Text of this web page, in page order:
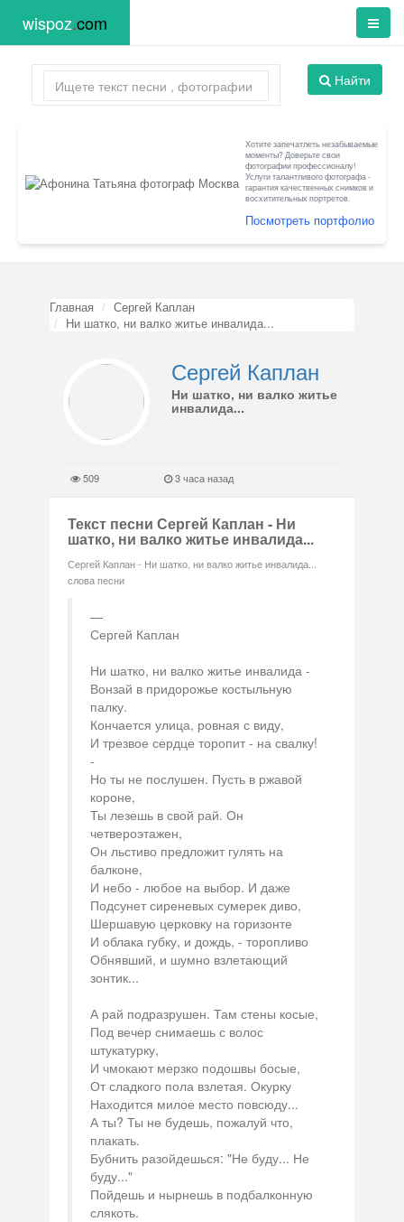
wispoz.com
Найти
Хотите запечатлеть незабываемые
моменты? Доверьте свои
фотографии профессионалу!
Услуги талантливого фотографа -
гарантия качественных снимков и
восхитительных портретов.
Посмотреть портфолио
Главная
Сергей Каплан
Ни шатко, ни валко житье инвалида...
Сергей Каплан
Ни шатко, ни валко житье
инвалида...
509 3 часа назад
Текст песни Сергей Каплан - Ни
шатко, ни валко житье инвалида...
Сергей Каплан - Ни шатко, ни валко житье инвалида...
слова песни
Сергей Каплан
Ни шатко, ни валко житье инвалида -
Вонзай в придорожье костыльную
палку.
Кончается улица, ровная с виду,
И трезвое сердце торопит - на свалку!
-
Но ты не послушен. Пусть в ржавой
короне,
Ты лезешь в свой рай. Он
четвероэтажен,
Он льстиво предложит гулять на
балконе,
И небо - любое на выбор. И даже
Подсунет сиреневых сумерек диво,
Шершавую церковку на горизонте
И облака губку, и дождь, - торопливо
Обнявший, и шумно взлетающий
зонтик...
А рай подразрушен. Там стены косые,
Под вечер снимаешь с волос
штукатурку,
И чмокают мерзко подошвы босые,
От сладкого пола взлетая. Окурку
Находится милое место повсюду...
А ты? Ты не будешь, пожалуй что,
плакать.
Бубнить разойдешься: "Не буду... Не
буду..."
Пойдешь и нырнешь в подбалконную
слякоть.